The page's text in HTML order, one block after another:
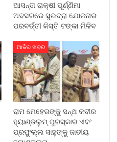
ଆସନ୍ତା ରାକ୍ଷୀ ପୂର୍ଣ୍ଣିମା
ଅବସରରେ ସୁଭଦ୍ରା ଯୋଜନାର
ପରବର୍ତ୍ତୀ କିସ୍ତି ଟଙ୍କା ମିଳିବ
ଆଜିର ଖବର
ରାମ ମେହେରଙ୍କୁ ସନ୍ଥ କବୀର
ହ୍ୟାଣ୍ଡଲୁମ୍ ପୁରସ୍କାର ଏବଂ
ପ୍ରଫୁଲ୍ଲ ସାହୁଙ୍କୁ ଜାତୀୟ